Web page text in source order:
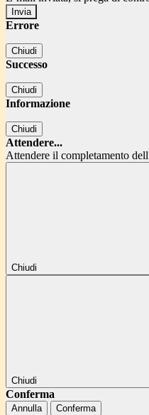
Errore
Chiudi
Successo
Chiudi
Informazione
Chiudi
Attendere...
Attendere il completamento
Chiudi
Chiudi
Conferma
Annulla Conferma